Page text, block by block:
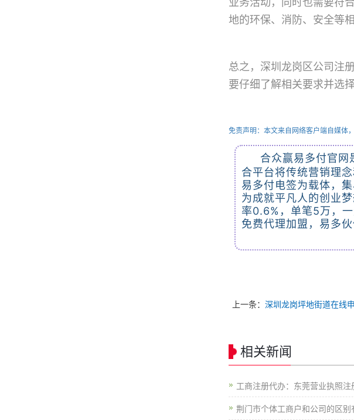
地的环保、消防、安全等
总之，深圳龙岗区公司注
要仔细了解相关要求并选
免责声明：本文来自网络客户端自媒体
合众赢易多付官
合平台将传统营销理
易多付电签为载体，
为成就平凡人的创业
率0.6%，单笔5万，
免费代理加盟，易多
上一条： 深圳龙岗坪地街道在线
相关新闻
工商注册代办：东莞营业执照注
荆门市个体工商户和公司的区别